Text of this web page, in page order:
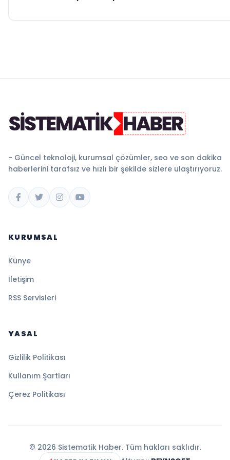
- Güncel teknoloji, kurumsal çözümler, seo ve son dakika
haberlerini tarafsız ve hızlı bir şekilde sizlere ulaştırıyoruz.
KURUMSAL
Künye
İletişim
RSS Servisleri
YASAL
Gizlilik Politikası
Kullanım Şartları
Çerez Politikası
© 2026 Sistematik Haber. Tüm hakları saklıdır.